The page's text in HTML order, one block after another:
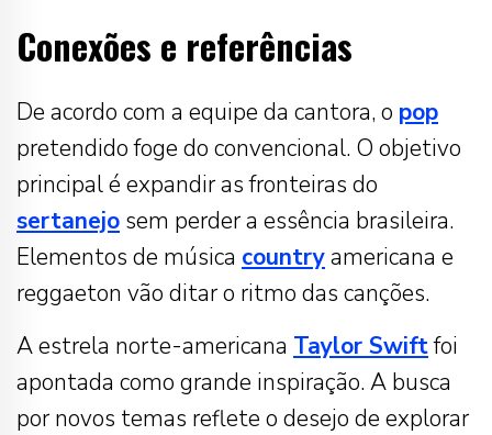
Conexões e referências
De acordo com a equipe da cantora, o pop
pretendido foge do convencional. O objetivo
principal é expandir as fronteiras do
sertanejo sem perder a essência brasileira.
Elementos de música countryamericana e
reggaeton vão ditar o ritmo das canções.
A estrela norte-americana Taylor Swiftfoi
apontada como grande inspiração. A busca
por novos temas reflete o desejo de explorar